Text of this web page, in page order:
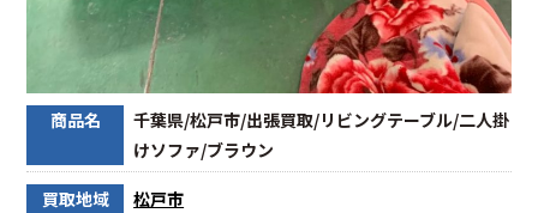
商品名
千葉県/松戸市/出張買取/リビングテーブル/二人掛
けソファ/ブラウン
買取地域 松戸市